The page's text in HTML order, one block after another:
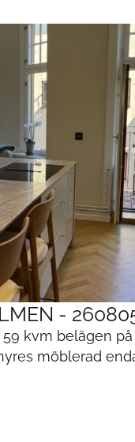
-
kvm belägen
möblerad